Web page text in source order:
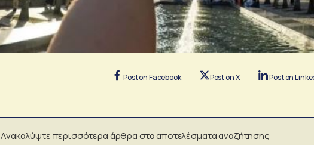
Post on Facebook Post on X Post on
Ανακαλύψτε περισσότερα άρθρα στα αποτελέσματα αναζήτησης